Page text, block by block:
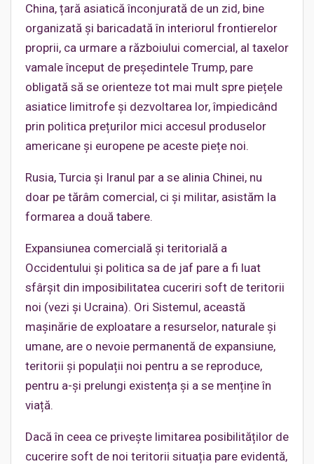
China, țară asiatică înconjurată de un zid, bine
organizată și baricadată în interiorul frontierelor
proprii, ca urmare a războiului comercial, al taxelor
vamale început de președintele Trump, pare
obligată să se orienteze tot mai mult spre piețele
asiatice limitrofe și dezvoltarea lor, împiedicând
prin politica prețurilor mici accesul produselor
americane și europene pe aceste piețe noi.
Rusia, Turcia și Iranul par a se alinia Chinei, nu
doar pe tărâm comercial, ci și militar, asistăm la
formarea a două tabere.
Expansiunea comercială și teritorială a
Occidentului și politica sa de jaf pare a fi luat
sfârșit din imposibilitatea cuceriri soft de teritorii
noi (vezi și Ucraina). Ori Sistemul, această
mașinărie de exploatare a resurselor, naturale și
umane, are o nevoie permanentă de expansiune,
teritorii și populații noi pentru a se reproduce,
pentru a-și prelungi existența și a se menține în
viață.
Dacă în ceea ce privește limitarea posibilităților de
cucerire soft de noi teritorii situația pare evidentă,